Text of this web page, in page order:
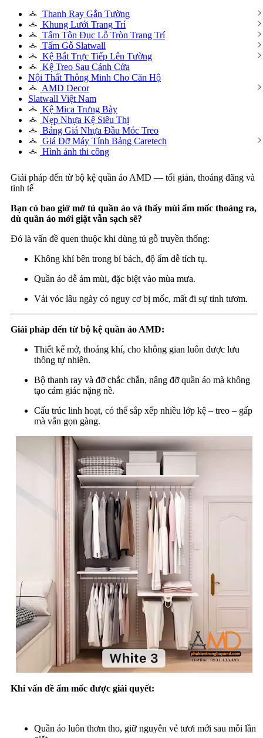
Thanh Ray Gắn Tường
Khung Lưới Trang Trí
Tấm Tôn Đục Lỗ Tròn Trang Trí
Tấm Gỗ Slatwall
Kệ Bắt Trực Tiếp Lên Tường
Kệ Treo Sau Cánh Cửa
Nội Thất Thông Minh Cho Căn Hộ
AMD Decor
Slatwall Việt Nam
Kệ Mica Trưng Bày
Nẹp Nhựa Kệ Siêu Thị
Bảng Giá Nhựa Đầu Móc Treo
Giá Đỡ Máy Tính Bảng Caretech
Hình ảnh thi công
Giải pháp đến từ bộ kệ quần áo AMD — tối giản, thoáng đãng và
tinh tế
Bạn có bao giờ mở tủ quần áo và thấy mùi ẩm mốc thoảng ra,
dù quần áo mới giặt vẫn sạch sẽ?
Đó là vấn đề quen thuộc khi dùng tủ gỗ truyền thống:
Không khí bên trong bí bách, độ ẩm dễ tích tụ.
Quần áo dễ ám mùi, đặc biệt vào mùa mưa.
Vải vóc lâu ngày có nguy cơ bị mốc, mất đi sự tinh tươm.
Giải pháp đến từ bộ kệ quần áo AMD:
Thiết kế mở, thoáng khí, cho không gian luôn được lưu
thông tự nhiên.
Bộ thanh ray và đỡ chắc chắn, nâng đỡ quần áo mà không
tạo cảm giác nặng nề.
Cấu trúc linh hoạt, có thể sắp xếp nhiều lớp kệ – treo – gấp
mà vẫn gọn gàng.
Khi vấn đề ẩm mốc được giải quyết:
Quần áo luôn thơm tho, giữ nguyên vẻ tươi mới sau mỗi lần